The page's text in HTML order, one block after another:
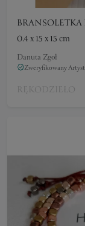
0.4 x 15 x 15 cm
Danuta Zgoł
Zweryfikowany
RĘKODZIEŁO